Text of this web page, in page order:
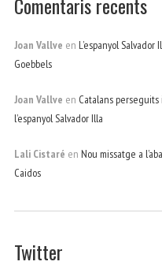
Joan Vallve en L’espanyol
Goebbels
Joan Vallve en Catalans
l’espanyol Salvador Illa
Lali Cistaré en Nou missatge a
Caidos
Twitter